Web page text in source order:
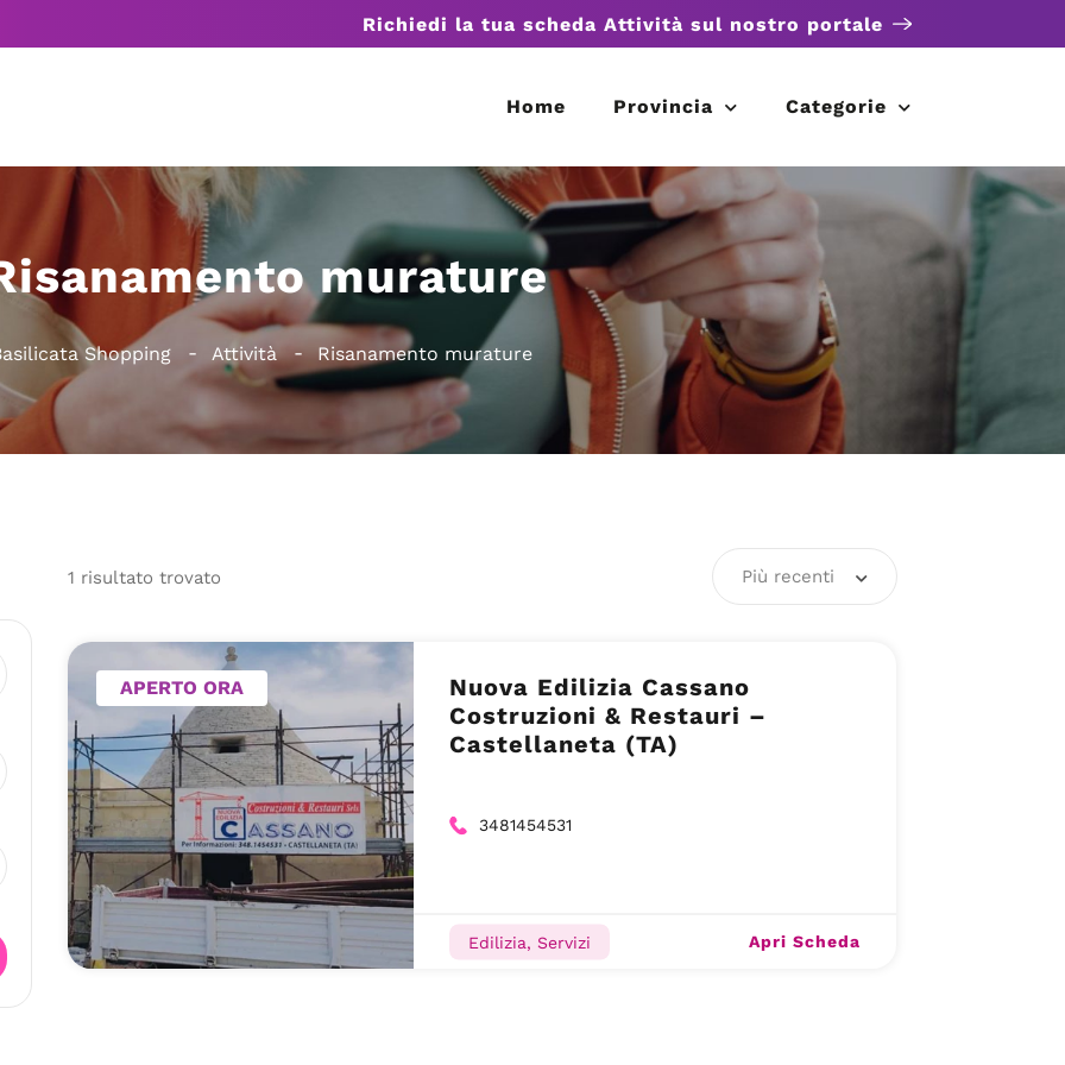
Richiedi la tua scheda Attività sul nostro portale
Home Provincia Categorie
murature
Shopping Attività Risanamento murature
1 risultato trovato Più recenti
APERTO ORA
Nuova Edilizia Cassano
Costruzioni & Restauri –
Castellaneta (TA)
3481454531
Edilizia, Servizi Apri Scheda